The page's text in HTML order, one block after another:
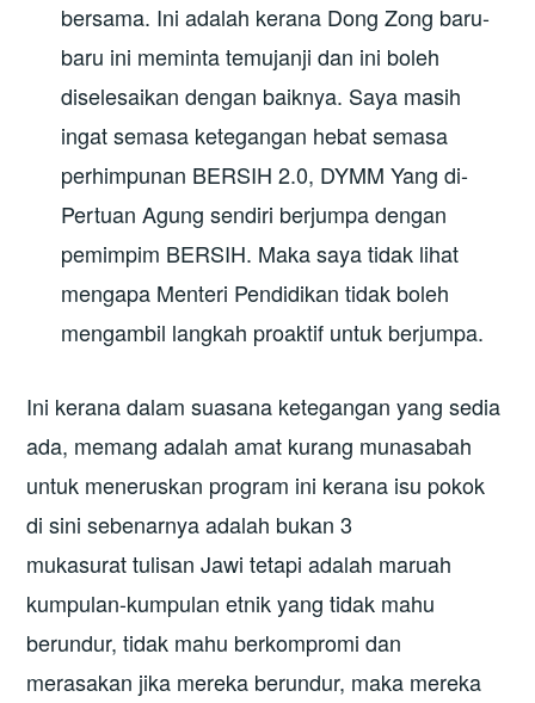
bersama. Ini adalah kerana Dong Zong baru-
baru ini meminta temujanji dan ini boleh
diselesaikan dengan baiknya. Saya masih
ingat semasa ketegangan hebat semasa
perhimpunan BERSIH 2.0, DYMM Yang di-
Pertuan Agung sendiri berjumpa dengan
pemimpim BERSIH. Maka saya tidak lihat
mengapa Menteri Pendidikan tidak boleh
mengambil langkah proaktif untuk berjumpa.
Ini kerana dalam suasana ketegangan yang sedia
ada, memang adalah amat kurang munasabah
untuk meneruskan program ini kerana isu pokok
di sini sebenarnya adalah bukan 3
mukasurat tulisan Jawi tetapi adalah maruah
kumpulan-kumpulan etnik yang tidak mahu
berundur, tidak mahu berkompromi dan
merasakan jika mereka berundur, maka mereka